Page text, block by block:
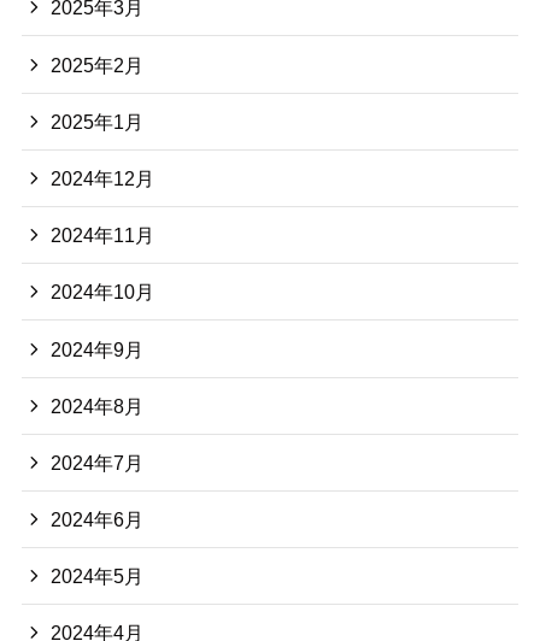
2025年3月
2025年2月
2025年1月
2024年12月
2024年11月
2024年10月
2024年9月
2024年8月
2024年7月
2024年6月
2024年5月
2024年4月